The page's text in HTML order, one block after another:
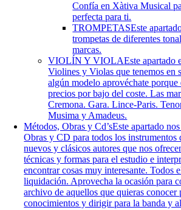
Confía en Xàtiva Musical
perfecta para ti.
TROMPETASEste
trompetas de diferentes
marcas.
VIOLÍN Y VIOLAEste apartado
Violines y Violas que tenemos en
algún modelo aprovéchate
precios por bajo del coste. Las
Cremona. Gara. Lince-Paris.
Musima y Amadeus.
Métodos, Obras y Cd’sEste apartado
Obras y CD para todos los instrumentos
nuevos y clásicos autores que nos
técnicas y formas para el estudio e
encontrar cosas muy interesante. Todos
liquidación. Aprovecha la ocasión para
archivo de aquellos que quieras conocer
conocimientos y dirigir para la banda y